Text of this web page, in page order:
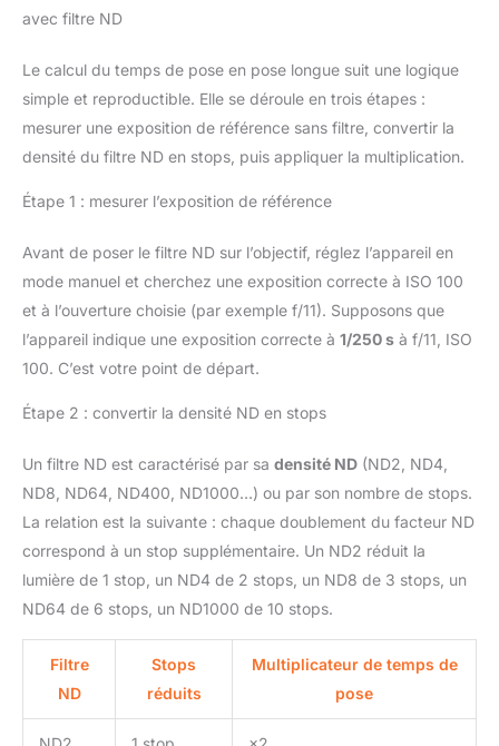
avec filtre ND
Le calcul du temps de pose en pose longue suit une logique
simple et reproductible. Elle se déroule en trois étapes :
mesurer une exposition de référence sans filtre, convertir la
densité du filtre ND en stops, puis appliquer la multiplication.
Étape 1 : mesurer l’exposition de référence
Avant de poser le filtre ND sur l’objectif, réglez l’appareil en
mode manuel et cherchez une exposition correcte à ISO 100
et à l’ouverture choisie (par exemple f/11). Supposons que
l’appareil indique une exposition correcte à 1/250 s à f/11, ISO
100. C’est votre point de départ.
Étape 2 : convertir la densité ND en stops
Un filtre ND est caractérisé par sa densité ND (ND2, ND4,
ND8, ND64, ND400, ND1000…) ou par son nombre de stops.
La relation est la suivante : chaque doublement du facteur ND
correspond à un stop supplémentaire. Un ND2 réduit la
lumière de 1 stop, un ND4 de 2 stops, un ND8 de 3 stops, un
ND64 de 6 stops, un ND1000 de 10 stops.
Filtre
ND
Stops
réduits
Multiplicateur de temps de
pose